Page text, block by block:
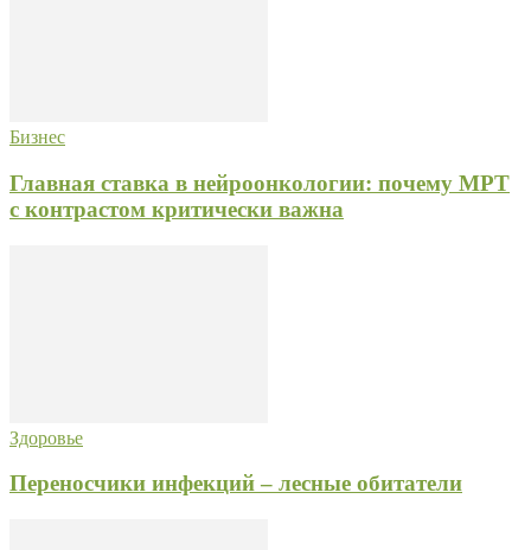
Бизнес
Главная ставка в нейроонкологии: почему МРТ
с контрастом критически важна
Здоровье
Переносчики инфекций – лесные обитатели